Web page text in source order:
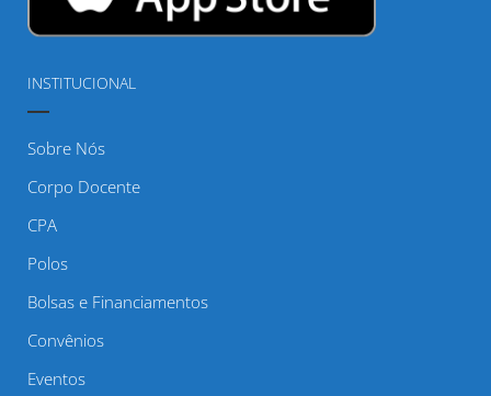
INSTITUCIONAL
Sobre Nós
Corpo Docente
CPA
Polos
Bolsas e Financiamentos
Convênios
Eventos